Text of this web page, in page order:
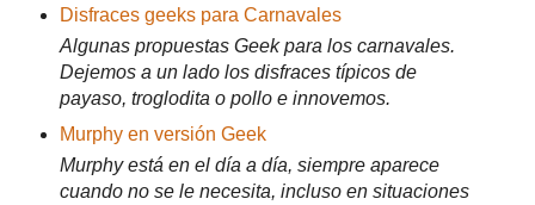
Disfraces geeks para Carnavales
Algunas propuestas Geek para los carnavales.
Dejemos a un lado los disfraces típicos de
payaso, troglodita o pollo e innovemos.
Murphy en versión Geek
Murphy está en el día a día, siempre aparece
cuando no se le necesita, incluso en situaciones